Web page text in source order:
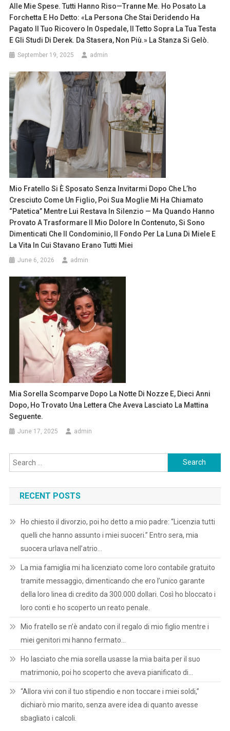
Alle Mie Spese. Tutti Hanno Riso—Tranne Me. Ho Posato La
Forchetta E Ho Detto: «La Persona Che Stai Deridendo Ha
Pagato Il Tuo Ricovero In Ospedale, Il Tetto Sopra La Tua Testa
E Gli Studi Di Derek. Da Stasera, Non Più.» La Stanza Si Gelò.
September 19, 2025 admin
Mio Fratello Si È Sposato Senza Invitarmi Dopo Che L’ho
Cresciuto Come Un Figlio, Poi Sua Moglie Mi Ha Chiamato
“patetica” Mentre Lui Restava In Silenzio — Ma Quando Hanno
Provato A Trasformare Il Mio Dolore In Contenuto, Si Sono
Dimenticati Che Il Condominio, Il Fondo Per La Luna Di Miele E
La Vita In Cui Stavano Erano Tutti Miei
June 6, 2026 admin
Mia Sorella Scomparve Dopo La Notte Di Nozze E, Dieci Anni
Dopo, Ho Trovato Una Lettera Che Aveva Lasciato La Mattina
Seguente.
June 17, 2025 admin
Search
for:
RECENT POSTS
Ho chiesto il divorzio, poi ho detto a mio padre: “Licenzia tutti
quelli che hanno assunto i miei suoceri.” Entro sera, mia
suocera urlava nell’atrio…
La mia famiglia mi ha licenziato come loro contabile gratuito
tramite messaggio, dimenticando che ero l’unico garante
della loro linea di credito da 300.000 dollari. Così ho bloccato i
loro conti e ho scoperto un reato penale.
Mio fratello se n’è andato con il regalo di mio figlio mentre i
miei genitori mi hanno fermato…
Ho lasciato che mia sorella usasse la mia baita per il suo
matrimonio, poi ho scoperto che aveva pianificato di…
“Allora vivi con il tuo stipendio e non toccare i miei soldi,”
dichiarò mio marito, senza avere idea di quanto avesse
sbagliato i calcoli.